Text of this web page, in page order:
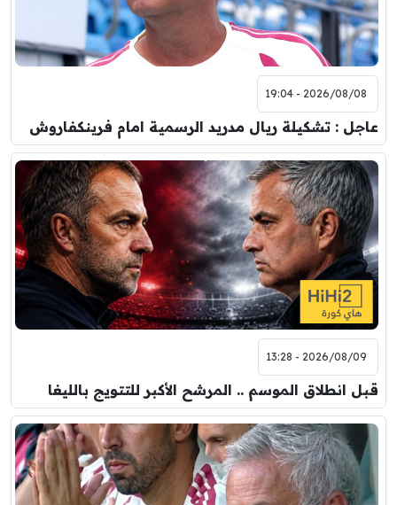
2026/08/08 - 19:04
عاجل : تشكيلة ريال مدريد الرسمية امام فرينكفاروش
2026/08/09 - 13:28
قبل انطلاق الموسم .. المرشح الأكبر للتتويج بالليغا